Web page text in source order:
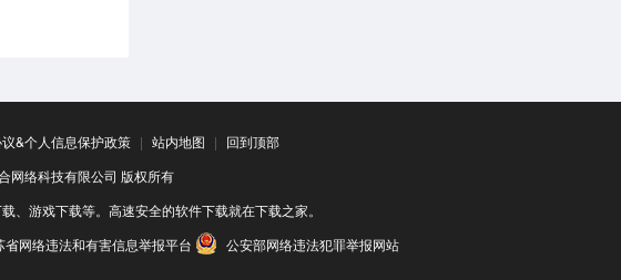
&个人信息保护政策 | 站内地图 | 回到顶部
网络科技有限公司 版权所有
游戏下载等。高速安全的软件下载就在下载之家。
省网络违法和有害信息举报平台 公安部网络违法犯罪举报网站